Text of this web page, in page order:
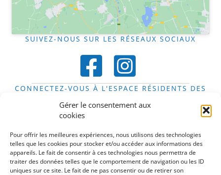
Gérer le consentement aux
cookies
Pour offrir les meilleures expériences, nous utilisons des technologies
telles que les cookies pour stocker et/ou accéder aux informations des
appareils. Le fait de consentir à ces technologies nous permettra de
traiter des données telles que le comportement de navigation ou les ID
uniques sur ce site. Le fait de ne pas consentir ou de retirer son
SUIVEZ-NOUS SUR LES RÉSEAUX SOCIAUX
CONNECTEZ-VOUS À L'ESPACE RÉSIDENTS DES